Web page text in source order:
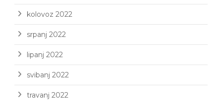
kolovoz 2022
srpanj 2022
lipanj 2022
svibanj 2022
travanj 2022